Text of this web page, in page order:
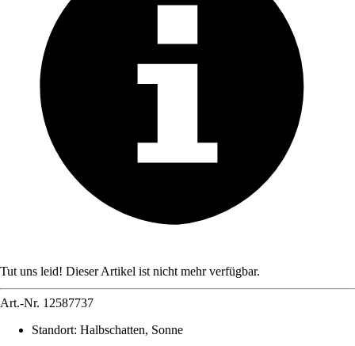
Tut uns leid! Dieser Artikel ist nicht mehr verfügbar.
Art.-Nr. 12587737
Standort: Halbschatten, Sonne